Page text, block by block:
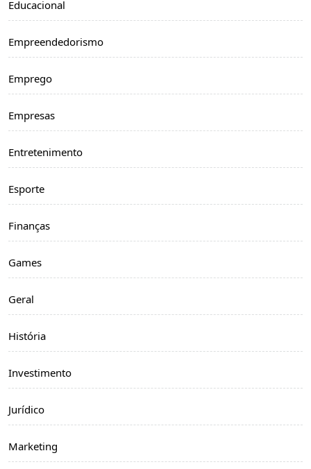
Educacional
Empreendedorismo
Emprego
Empresas
Entretenimento
Esporte
Finanças
Games
Geral
História
Investimento
Jurídico
Marketing